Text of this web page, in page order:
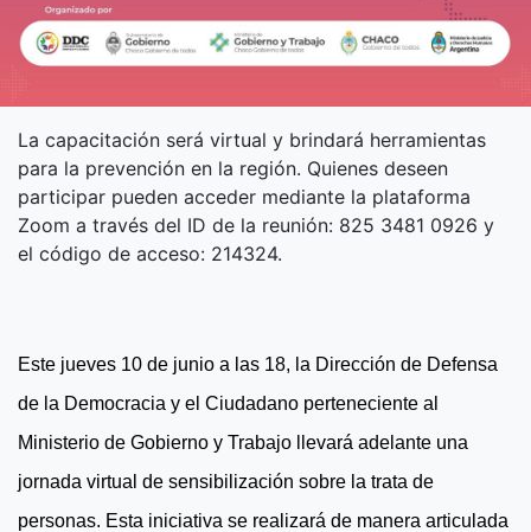
La capacitación será virtual y brindará herramientas
para la prevención en la región. Quienes deseen
participar pueden acceder mediante la plataforma
Zoom a través del ID de la reunión: 825 3481 0926 y
el código de acceso: 214324.
Este jueves 10 de junio a las 18, la Dirección de Defensa
de la Democracia y el Ciudadano perteneciente al
Ministerio de Gobierno y Trabajo llevará adelante una
jornada virtual de sensibilización sobre la trata de
personas. Esta iniciativa se realizará de manera articulada